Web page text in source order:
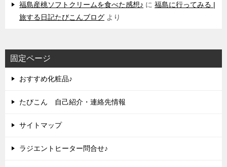
福島産桃ソフトクリームを食べた感想♪ に 福島に行ってみる |
旅する日記たびこんブログ より
固定ページ
おすすめ化粧品♪
たびこん 自己紹介・連絡先情報
サイトマップ
ラジエントヒーター問合せ♪